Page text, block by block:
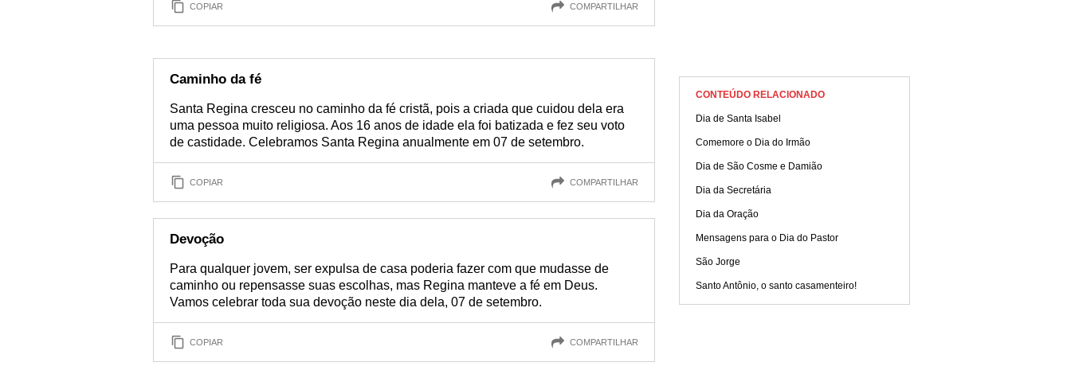
COPIAR COMPARTILHAR
Caminho da fé
Santa Regina cresceu no caminho da fé cristã, pois a criada que cuidou dela era
uma pessoa muito religiosa. Aos 16 anos de idade ela foi batizada e fez seu voto
de castidade. Celebramos Santa Regina anualmente em 07 de setembro.
COPIAR COMPARTILHAR
Devoção
Para qualquer jovem, ser expulsa de casa poderia fazer com que mudasse de
caminho ou repensasse suas escolhas, mas Regina manteve a fé em Deus.
Vamos celebrar toda sua devoção neste dia dela, 07 de setembro.
COPIAR COMPARTILHAR
CONTEÚDO RELACIONADO
Dia de Santa Isabel
Comemore o Dia do Irmão
Dia de São Cosme e Damião
Dia da Secretária
Dia da Oração
Mensagens para o Dia do Pastor
São Jorge
Santo Antônio, o santo casamenteiro!